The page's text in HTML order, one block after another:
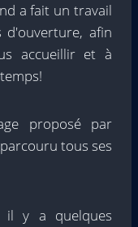
a fait un travail
d'ouverture, afin
accueillir et à
proposé par
tous ses
il y a quelques